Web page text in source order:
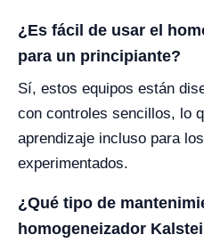
¿Es fácil de usar el
para un principiante?
Sí, estos equipos están
con controles sencillos, lo
aprendizaje incluso para
experimentados.
¿Qué tipo de
homogeneizador